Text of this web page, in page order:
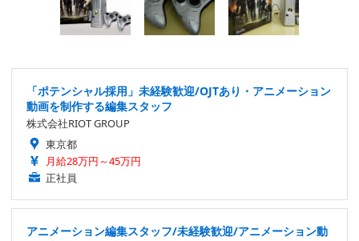
「ポテンシャル採用」未経験歓迎/OJTあり・アニメーション
動画を制作する編集スタッフ
株式会社RIOT GROUP
東京都
月給28万円～45万円
正社員
アニメーション編集スタッフ/未経験歓迎/アニメーション動